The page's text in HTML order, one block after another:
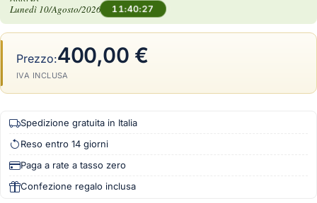
Lunedì 10/Agosto/2026 11:40:26
Prezzo:400,00 €
IVA INCLUSA
Spedizione gratuita in Italia
Reso entro 14 giorni
Paga a rate a tasso zero
Confezione regalo inclusa